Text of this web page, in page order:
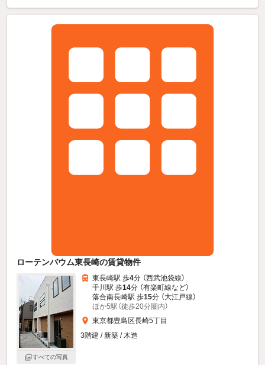
ローテンバウム東長崎の賃貸物件
すべての写真
東長崎駅 歩4分 （西武池袋線）
千川駅 歩14分 （有楽町線など）
落合南長崎駅 歩15分 （大江戸線）
ほか5駅（徒歩20分圏内）
東京都豊島区長崎5丁目
3階建 / 新築 / 木造